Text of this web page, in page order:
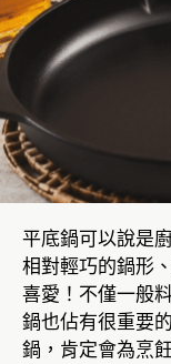
平底鍋可以說是
相對輕巧的鍋形
喜愛！不僅一般
鍋也佔有很重要
鍋，肯定會為烹